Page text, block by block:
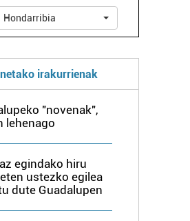
Hondarribia
irakurrienak
"novenak",
lehenago
egindako hiru
ustezko egilea
dute Guadalupen